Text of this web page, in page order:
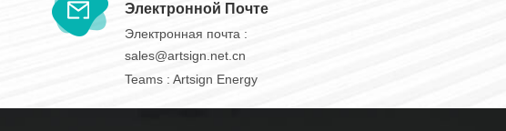
Электронной Почте
Электронная почта :
sales@artsign.net.cn
Teams : Artsign Energy